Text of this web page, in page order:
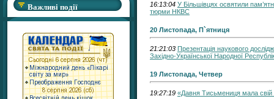
Важливі події
16:13:04 У Більшівцях освятили
тюрми НКВС
20 Листопада, П`ятниця
21:21:03 Презентація наукового
Західно-Української Народної
19 Листопада, Четвер
19:27:19 «Давня Тисьмениця мала